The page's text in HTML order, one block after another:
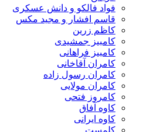
فواد فالکو و دانش عسکری
قاسم افشار و مجید مکس
کاظم زرین
کامبیز جمشیدی
کامبیز فراهانی
کامران آقاخانی
کامران رسول زاده
کامران مولایی
کامروز فتحی
کاوه آفاق
کاوه ایرانی
کلمست